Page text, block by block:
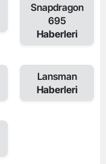
Snapdragon
695
Haberleri
Lansman
Haberleri